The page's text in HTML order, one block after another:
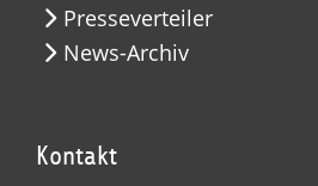
Presseverteiler
News-Archiv
Kontakt